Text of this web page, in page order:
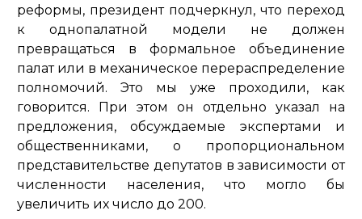
реформы, президент подчеркнул, что переход
к однопалатной модели не должен
превращаться в формальное объединение
палат или в механическое перераспределение
полномочий. Это мы уже проходили, как
говорится. При этом он отдельно указал на
предложения, обсуждаемые экспертами и
общественниками, о пропорциональном
представительстве депутатов в зависимости от
численности населения, что могло бы
увеличить их число до 200.